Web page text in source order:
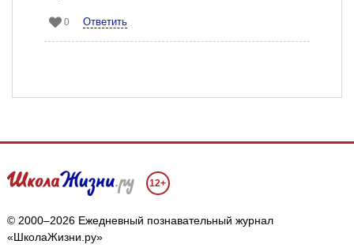
0 Ответить
12+
© 2000–2026 Ежедневный познавательный журнал
«ШколаЖизни.ру»